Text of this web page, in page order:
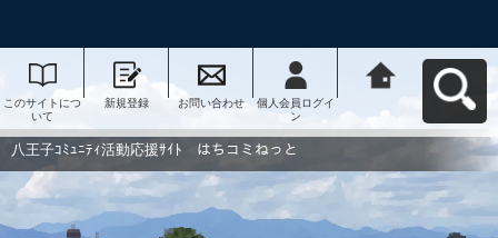
このサイトにつ
いて
新規登録 お問い合わせ
個人会員ログイ
ン
動応援ｻｲﾄ はち
コミねっとへ戻
八王子ｺﾐｭﾆﾃｨ活動応援ｻｲﾄ はちコミねっと